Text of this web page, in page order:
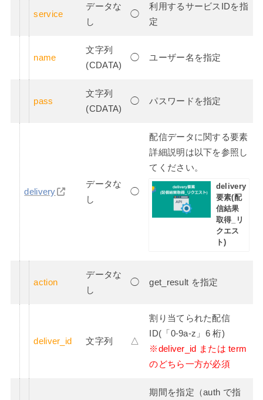
service
データな
し
◯
利用するサービスIDを指
定
name
文字列
(CDATA)
◯ ユーザー名を指定
pass
文字列
(CDATA)
◯ パスワードを指定
delivery
データな
し
◯
配信データに関する要素
詳細説明は以下を参照し
てください。
delivery
要素(配
信結果
取得_リ
クエス
ト)
action
データな
し
◯ get_result を指定
deliver_id 文字列 △
割り当てられた配信
ID(「0-9a-z」6 桁)
※deliver_id または term
のどちら一方が必須
期間を指定（auth で指